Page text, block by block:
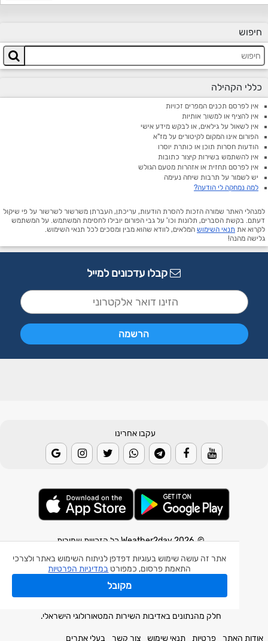
אתר זה עושה שימוש בעוגיות דפדפן לניתוח השימוש באתר ולצרכי
התאמת פרסום, כמפורט במדיניות הפרטיות
מקובל
חיפוש
כללי הקהילה
אין לפרסם תכנים המפרים זכויות
אין להציף או למשוך אותיות
אין לשאול על גילאים, או לבקש מידע אישי
הפורום אינו המקום לקיטורים על מז"א
הודעות חסרות תוכן או כותרת יוסרו
אין להשתמש בשירות קיצור כתובות
אין לפרסם תחזית או אזהרות מטעם הגולש
יש לשמור על תרבות שיחה נעימה
למה נמחקה לי הודעה?
למנהלי האתר שמורה הזכות להסרת הודעות, עריכתן, העברתן משרשור לשרשור על פי שיקול
דעתם. בקשת הסברים, תלונות וכו' על גבי הפורום יובילו לחסימת המשתמש. על המשתמש
לקרוא את תנאי השימוש המלאים, לוודא שהוא מבין ומסכים לכל תנאי השימוש.
גלישה מהנה!
קבלו עדכונים למייל
עקבו אחרינו
© 2026 Weather2day כל הזכויות שמורות
אפליקצית מזג אוויר
אפליקצית מכ"ם גשם
חלק מהנתונים באדיבות השירות המטאורולוגי הישראלי.
אודות האתר פרטיות תנאי שימוש צור קשר בעלי אתרים